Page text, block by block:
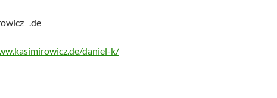
.de
daniel-k/